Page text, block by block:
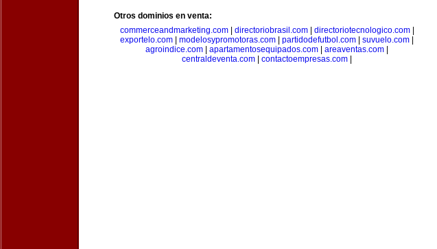
Otros dominios en venta:
commerceandmarketing.com| directoriobrasil.com| directoriotecnologico.com|
exportelo.com
modelosypromotoras.com partidodefutbol.com suvuelo.com
agroindice.com
apartamentosequipados.com areaventas.com
centraldeventa.com
contactoempresas.com